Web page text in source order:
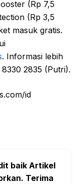
(Rp 7,5
(Rp 3,5
masuk gratis.
. Informasi lebih
2835 (Putri).
id
baik Artikel
Terima